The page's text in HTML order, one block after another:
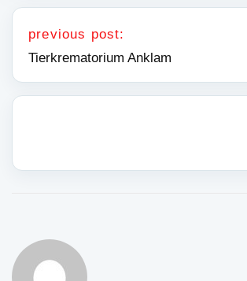
Nawigacja wpisu
previous post:
Tierkrematorium Anklam